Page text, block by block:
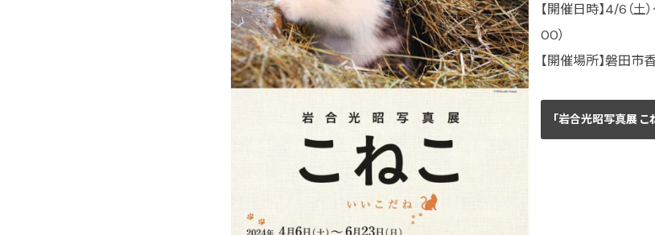
【開催日時】4/6（土
00）
【開催場所】磐田市
「岩合光昭写真展 こ